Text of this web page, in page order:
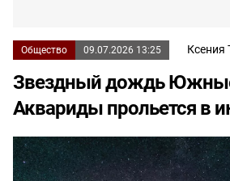
Общество 09.07.2026 13:25 Ксения
Звездный дождь
Аквариды прольется в